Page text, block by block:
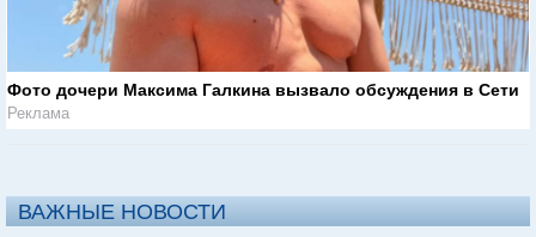
Фото дочери Максима Галкина вызвало обсуждения в Сети
Реклама
ВАЖНЫЕ НОВОСТИ